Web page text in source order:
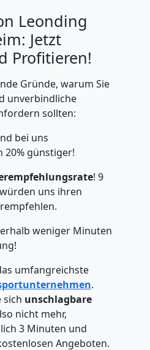
Leonding
Jetzt
Profitieren!
Gründe, warum Sie
unverbindliche
sollten:
bei uns
günstiger!
! 9
uns ihren
weniger Minuten
umfangreichste
.
sich unschlagbare
nicht mehr,
3 Minuten und
Angeboten.